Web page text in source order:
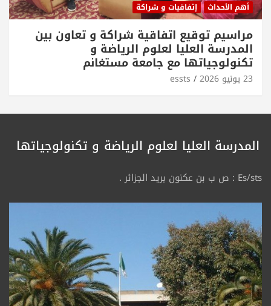
أهم الأحداث إتفاقيات و شراكة
مراسيم توقيع اتفاقية شراكة و تعاون بين
المدرسة العليا لعلوم الرياضة و
تكنولوجياتها مع جامعة مستغانم
23 يونيو 2026 essts
المدرسة العليا لعلوم الرياضة و تكنولوجياتها
Es/sts : ص ب بن عكنون بريد الجزائر .